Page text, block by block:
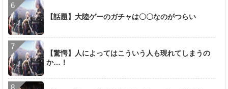
【話題】大陸ゲーのガチャは〇〇なのがつらい
【驚愕】人によってはこういう人も現れてしまうの
か…！